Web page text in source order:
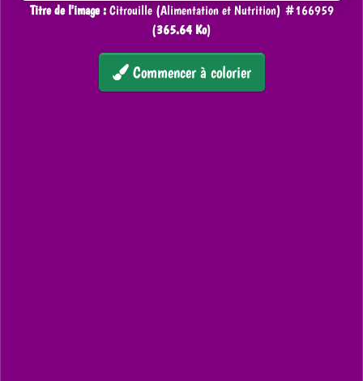
Titre de l'image :Citrouille (Alimentation et Nutrition) #166959
(365.64 Ko)
Commencer à colorier